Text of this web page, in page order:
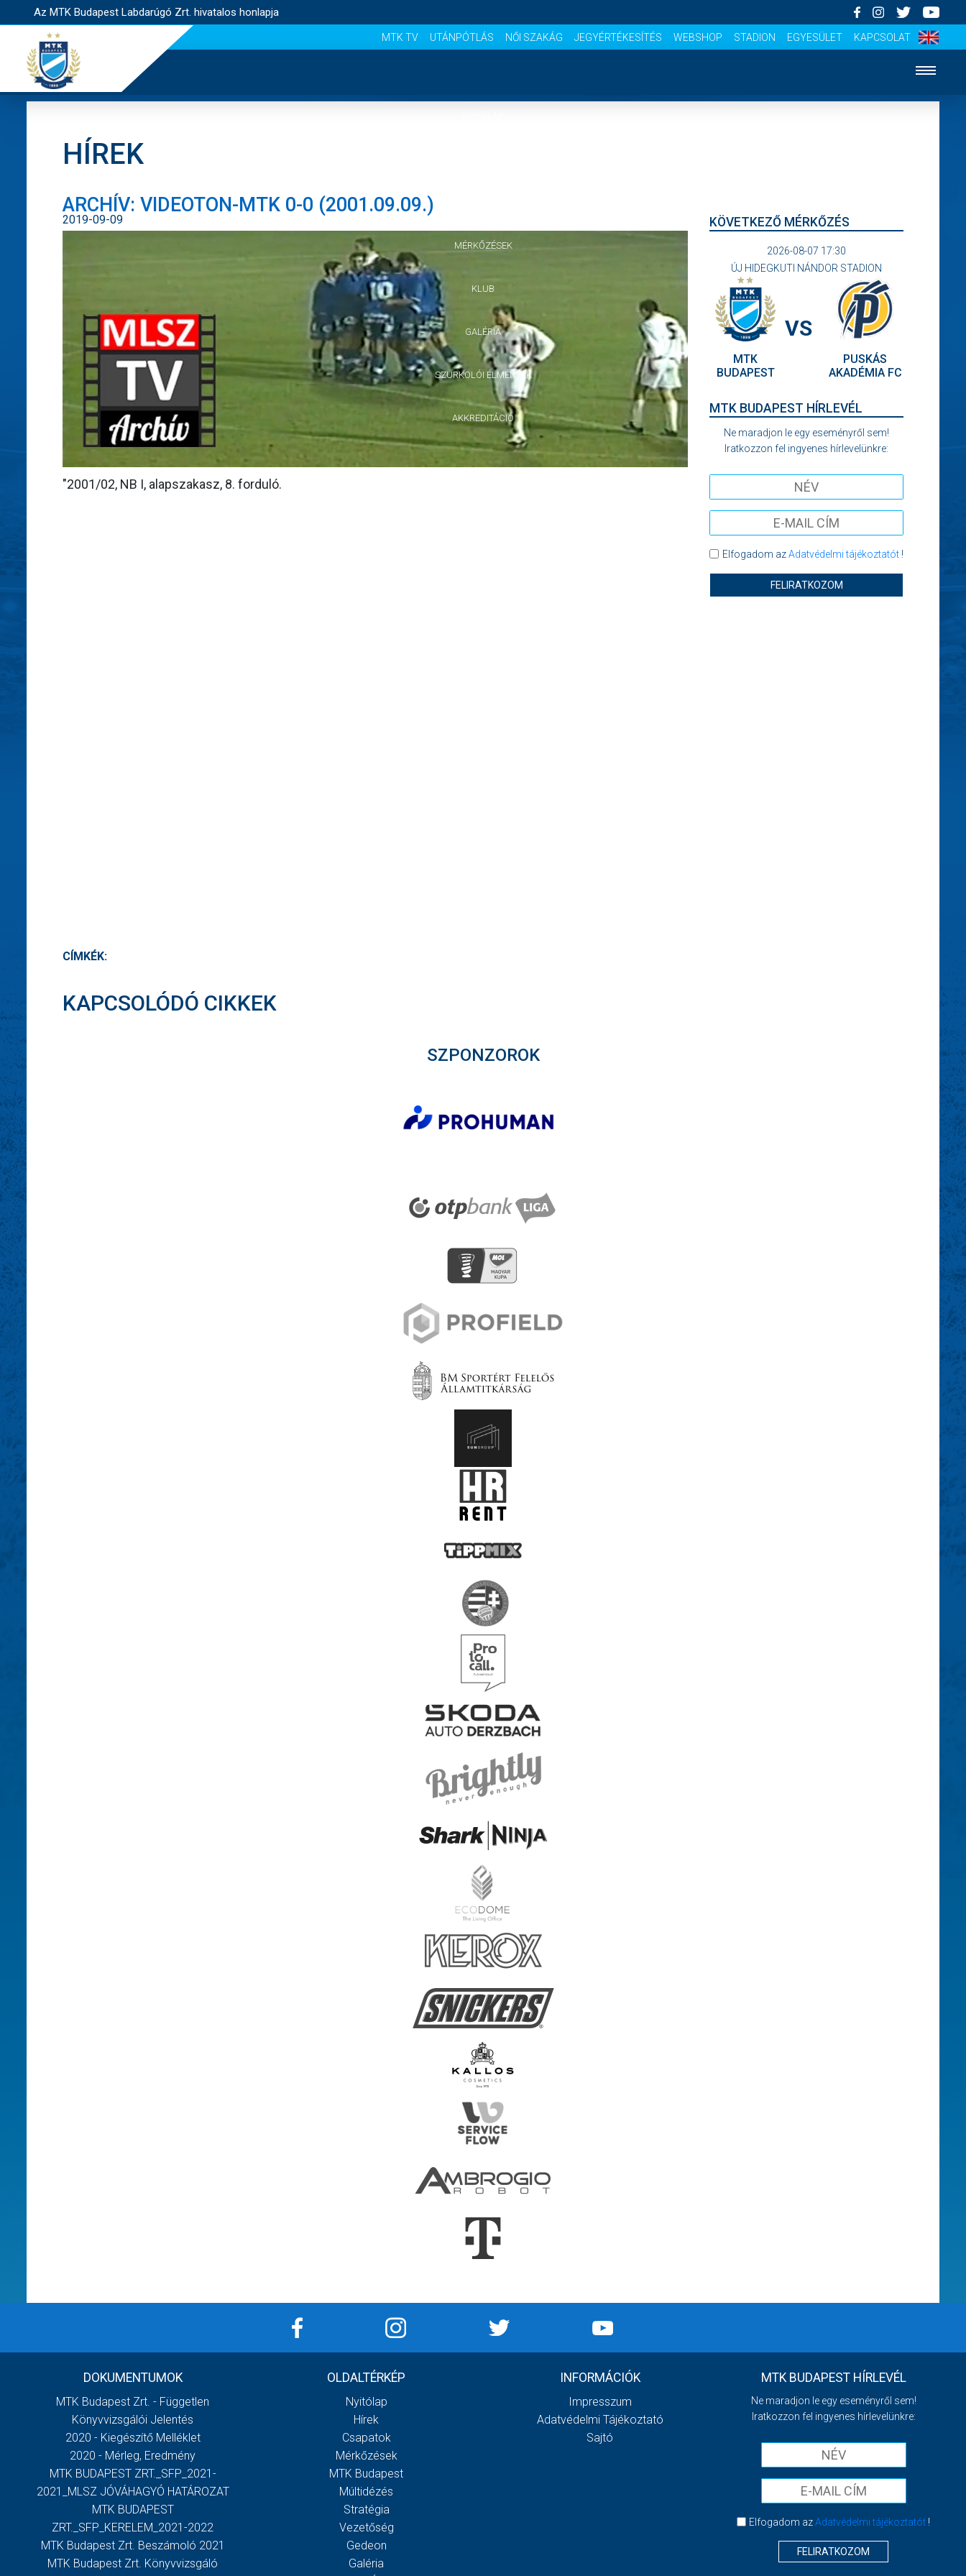
Az MTK Budapest Labdarúgó Zrt. hivatalos honlapja
MTK TV UTÁNPÓTLÁS NŐI SZAKÁG JEGYÉRTÉKESÍTÉS WEBSHOP STADION EGYESÜLET KAPCSOLAT
MÉRKŐZÉSEK
KLUB
GALÉRIA
SZURKOLÓI ÉLMÉNYEK
AKKREDITÁCIÓ
HÍREK
ARCHÍV: VIDEOTON-MTK 0-0 (2001.09.09.)
2019-09-09
"2001/02, NB I, alapszakasz, 8. forduló.
CÍMKÉK:
KAPCSOLÓDÓ CIKKEK
KÖVETKEZŐ MÉRKŐZÉS
2026-08-07 17:30
ÚJ HIDEGKUTI NÁNDOR STADION
MTK
BUDAPEST
VS
PUSKÁS
AKADÉMIA FC
MTK BUDAPEST HÍRLEVÉL
Ne maradjon le egy eseményről sem!
Iratkozzon fel ingyenes hírlevelünkre:
Elfogadom azAdatvédelmi tájékoztatót!
FELIRATKOZOM
SZPONZOROK
DOKUMENTUMOK
MTK Budapest Zrt. - Független
Könyvvizsgálói Jelentés
2020 - Kiegészítő Melléklet
2020 - Mérleg, Eredmény
MTK BUDAPEST ZRT._SFP_2021-
2021_MLSZ JÓVÁHAGYÓ HATÁROZAT
MTK BUDAPEST
ZRT._SFP_KERELEM_2021-2022
MTK Budapest Zrt. Beszámoló 2021
MTK Budapest Zrt. Könyvvizsgáló
OLDALTÉRKÉP
Nyitólap
Hírek
Csapatok
Mérkőzések
MTK Budapest
Múltidézés
Stratégia
Vezetőség
Gedeon
Galéria
INFORMÁCIÓK
Impresszum
Adatvédelmi Tájékoztató
Sajtó
MTK BUDAPEST HÍRLEVÉL
Ne maradjon le egy eseményről sem!
Iratkozzon fel ingyenes hírlevelünkre:
Elfogadom azAdatvédelmi tájékoztatót !
FELIRATKOZOM